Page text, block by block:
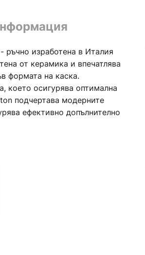
ръчно изработена в Италия
от керамика и впечатлява
формата на каска.
което осигурява оптимална
подчертава модерните
ефективно допълнително
и коридори. Ayrton е